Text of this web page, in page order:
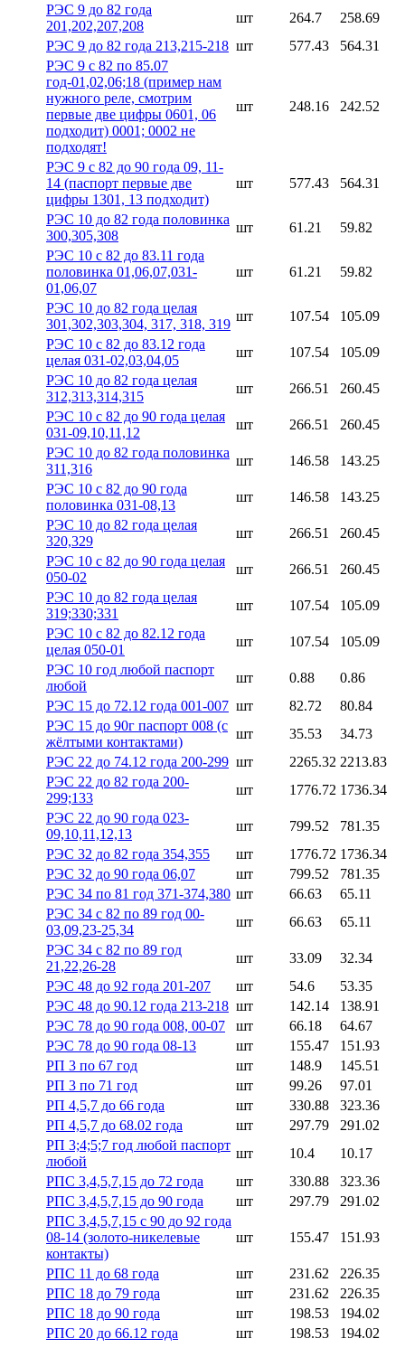
РЭС 9 до 82 года
201,202,207,208
шт 264.7
258.69
РЭС 9 до 82 года 213,215-218 шт 577.43
564.31
РЭС 9 с 82 по 85.07
год-01,02,06;18 (пример нам
нужного реле, смотрим
первые две цифры 0601, 06
подходит) 0001; 0002 не
подходят!
шт 248.16 242.52
РЭС 9 с 82 до 90 года 09, 11-
14 (паспорт первые две
цифры 1301, 13 подходит)
шт 577.43 564.31
РЭС 10 до 82 года половинка
300,305,308
шт 61.21
59.82
РЭС 10 с 82 до 83.11 года
половинка 01,06,07,031-
01,06,07
шт 61.21 59.82
РЭС 10 до 82 года целая
301,302,303,304, 317, 318, 319
шт 107.54
105.09
РЭС 10 с 82 до 83.12 года
целая 031-02,03,04,05
шт 107.54
105.09
РЭС 10 до 82 года целая
312,313,314,315
шт 266.51
260.45
РЭС 10 с 82 до 90 года целая
031-09,10,11,12
шт 266.51
260.45
РЭС 10 до 82 года половинка
311,316
шт 146.58
143.25
РЭС 10 с 82 до 90 года
половинка 031-08,13
шт 146.58
143.25
РЭС 10 до 82 года целая
320,329
шт 266.51
260.45
РЭС 10 с 82 до 90 года целая
050-02
шт 266.51
260.45
РЭС 10 до 82 года целая
319;330;331
шт 107.54
105.09
РЭС 10 с 82 до 82.12 года
целая 050-01
шт 107.54
105.09
РЭС 10 год любой паспорт
любой
шт 0.88
0.86
РЭС 15 до 72.12 года 001-007 шт 82.72
80.84
РЭС 15 до 90г паспорт 008 (с
жёлтыми контактами)
шт 35.53
34.73
РЭС 22 до 74.12 года 200-299 шт 2265.32 2213.83
РЭС 22 до 82 года 200-
299;133
шт 1776.72 1736.34
РЭС 22 до 90 года 023-
09,10,11,12,13
шт 799.52
781.35
РЭС 32 до 82 года 354,355
шт 1776.72 1736.34
РЭС 32 до 90 года 06,07
шт 799.52
781.35
РЭС 34 по 81 год 371-374,380 шт 66.63
65.11
РЭС 34 с 82 по 89 год 00-
03,09,23-25,34
шт 66.63
65.11
РЭС 34 с 82 по 89 год
21,22,26-28
шт 33.09
32.34
РЭС 48 до 92 года 201-207
шт 54.6
53.35
РЭС 48 до 90.12 года 213-218 шт 142.14
138.91
РЭС 78 до 90 года 008, 00-07
шт 66.18
64.67
РЭС 78 до 90 года 08-13
шт 155.47
151.93
РП 3 по 67 год
шт 148.9
145.51
РП 3 по 71 год
шт 99.26
97.01
РП 4,5,7 до 66 года
шт 330.88
323.36
РП 4,5,7 до 68.02 года
шт 297.79
291.02
РП 3;4;5;7 год любой паспорт
любой
шт 10.4
10.17
РПС 3,4,5,7,15 до 72 года
шт 330.88
323.36
РПС 3,4,5,7,15 до 90 года
шт 297.79
291.02
РПС 3,4,5,7,15 с 90 до 92 года
08-14 (золото-никелевые
контакты)
шт 155.47 151.93
РПС 11 до 68 года шт 231.62
226.35
РПС 18 до 79 года
шт 231.62
226.35
РПС 18 до 90 года
шт 198.53
194.02
РПС 20 до 66.12 года
шт 198.53
194.02